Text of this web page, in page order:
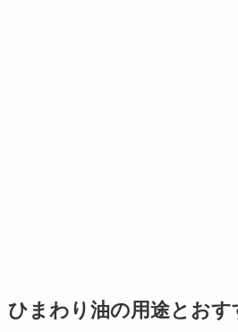
ひまわり油の用途とおす